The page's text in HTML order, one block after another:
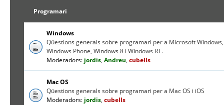
Programari
Windows
Qüestions generals sobre programari per a Microsoft Windows,
Windows Phone, Windows 8 i Windows RT.
Moderadors: jordis,Andreu,cubells
Mac OS
Qüestions generals sobre programari per a Mac OS i iOS
Moderadors: jordis,cubells